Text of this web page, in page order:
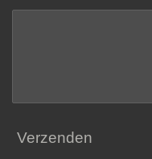
Verzenden